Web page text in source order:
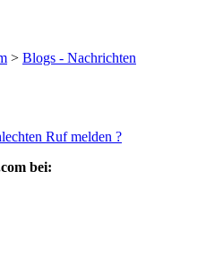
> Blogs - Nachrichten
Ruf melden ?
bei: